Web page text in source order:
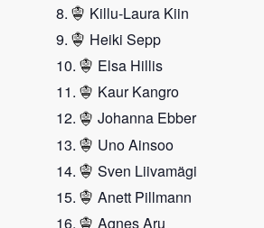
Killu-Laura Kiin
Heiki Sepp
Elsa Hillis
Kaur Kangro
Johanna Ebber
Uno Ainsoo
Sven Liivamägi
Anett Pillmann
Agnes Aru